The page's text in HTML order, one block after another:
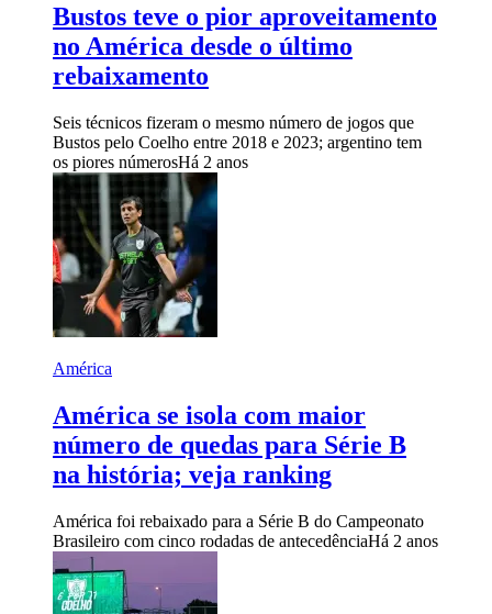
Bustos teve o pior aproveitamento
no América desde o último
rebaixamento
Seis técnicos fizeram o mesmo número de jogos que
Bustos pelo Coelho entre 2018 e 2023; argentino tem
os piores númerosHá 2 anos
América
América se isola com maior
número de quedas para Série B
na história; veja ranking
América foi rebaixado para a Série B do Campeonato
Brasileiro com cinco rodadas de antecedênciaHá 2 anos